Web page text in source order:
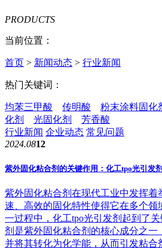
PRODUCTS
当前位置：
首页 > 新闻动态 > 行业新闻
热门关键词：
均苯三甲酸 传明酸 粉末涂料固化
化剂
光固化剂
芳香酸
行业新闻 企业动态 常见问题
2024.0812
紫外固化粘合剂的关键作用：化工tpo光引发
紫外固化粘合剂在现代工业中发挥着
速、高效的固化特性使得它在多个领
一过程中，化工tpo光引发剂起到了
剂是紫外固化粘合剂的核心成分之一
并将其转化为化学能，从而引发粘合